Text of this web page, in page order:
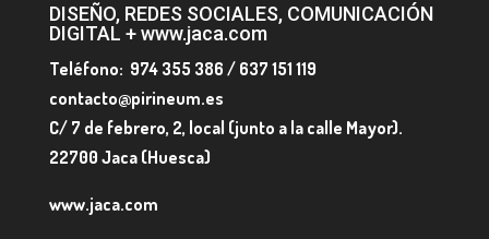
DISEÑO, REDES SOCIALES, COMUNICACIÓN
DIGITAL + www.jaca.com
Teléfono: 974 355 386 / 637 151 119
contacto@pirineum.es
C/ 7 de febrero, 2, local (junto a la calle Mayor).
22700 Jaca (Huesca)
www.jaca.com